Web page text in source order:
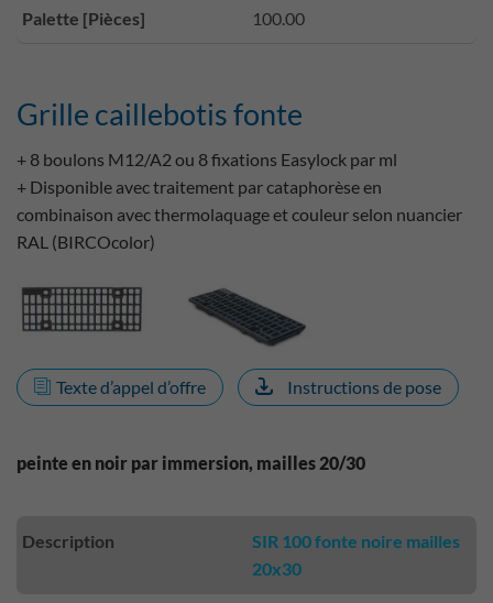
Palette [Pièces] 100.00
Grille caillebotis fonte
+ 8 boulons M12/A2 ou 8 fixations Easylock par ml
+ Disponible avec traitement par cataphorèse en
combinaison avec thermolaquage et couleur selon nuancier
RAL (BIRCOcolor)
Texte d’appel d’offre Instructions de pose
peinte en noir par immersion, mailles 20/30
Description
SIR 100 fonte noire mailles
20x30